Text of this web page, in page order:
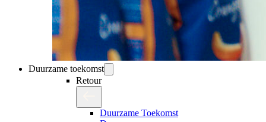
Duurzame toekomst
Retour
Duurzame Toekomst